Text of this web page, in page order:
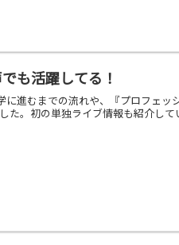
も活躍してる！
進むまでの流れや、『プロフェッ
。初の単独ライブ情報も紹介して